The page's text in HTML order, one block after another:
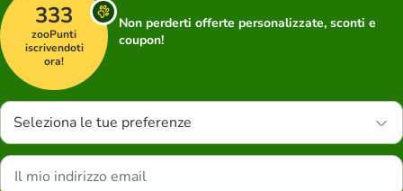
333
zooPunti
iscrivendoti
ora!
Non perderti offerte personalizzate, sconti e
coupon!
Seleziona le tue preferenze